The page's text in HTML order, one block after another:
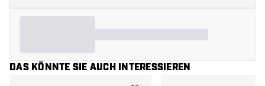
DAS KÖNNTE SIE AUCH INTERESSIEREN